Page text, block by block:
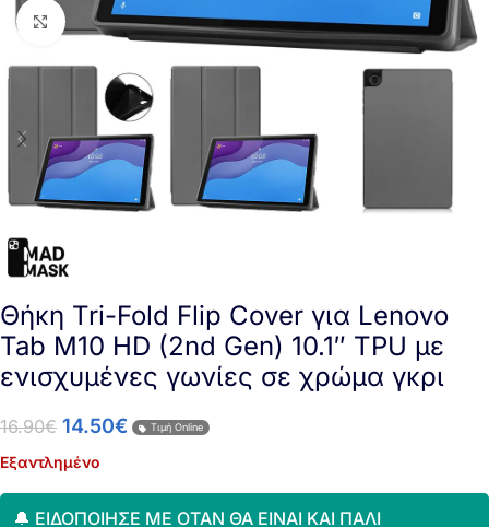
Click to enlarge
Θήκη Tri-Fold Flip Cover για Lenovo
Tab M10 HD (2nd Gen) 10.1″ TPU με
ενισχυμένες γωνίες σε χρώμα γκρι
16.90€ 14.50€ Τιμή Online
Εξαντλημένο
🔔 ΕΙΔΟΠΟΊΗΣΈ ΜΕ ΌΤΑΝ ΘΑ ΕΊΝΑΙ ΚΑΙ ΠΆΛΙ